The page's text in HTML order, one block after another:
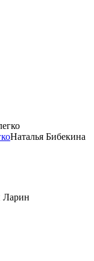
Наталья Бибекина
Ларин